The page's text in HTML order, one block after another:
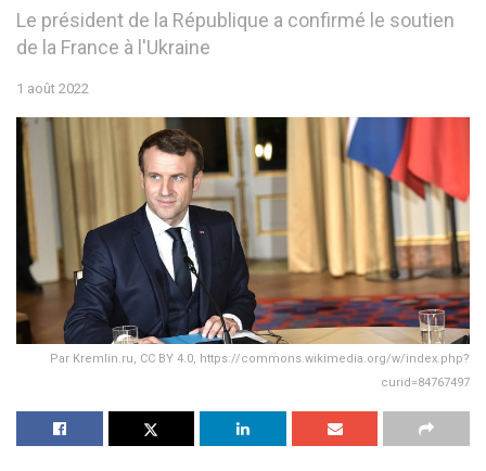
Le président de la République a confirmé le soutien
de la France à l'Ukraine
1 août 2022
Par Kremlin.ru, CC BY 4.0, https://commons.wikimedia.org/w/index.php?
curid=84767497